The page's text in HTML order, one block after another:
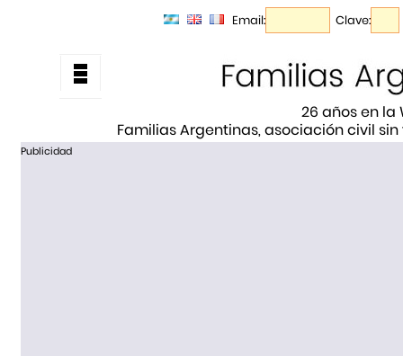
Email: Clave:
26 años en la
Familias Argentinas, asociación civil
Publicidad